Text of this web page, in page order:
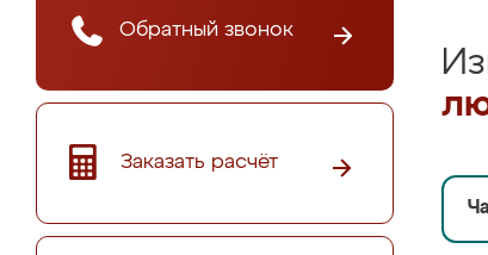
Обратный звонок
Заказать расчёт